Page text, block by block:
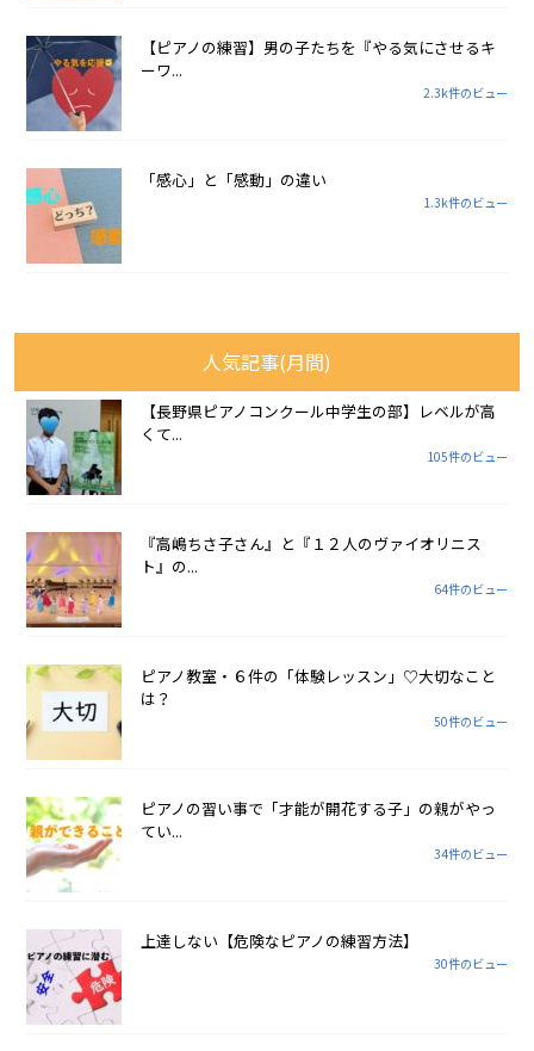
【ピアノの練習】男の子たちを『やる気にさせるキ
ーワ...
2.3k件のビュー
「感心」と「感動」の違い
1.3k件のビュー
人気記事(月間)
【長野県ピアノコンクール中学生の部】レベルが高
くて...
105件のビュー
『高嶋ちさ子さん』と『１２人のヴァイオリニス
ト』の...
64件のビュー
ピアノ教室・６件の「体験レッスン」♡大切なこと
は？
50件のビュー
ピアノの習い事で「才能が開花する子」の親がやっ
てい...
34件のビュー
上達しない【危険なピアノの練習方法】
30件のビュー